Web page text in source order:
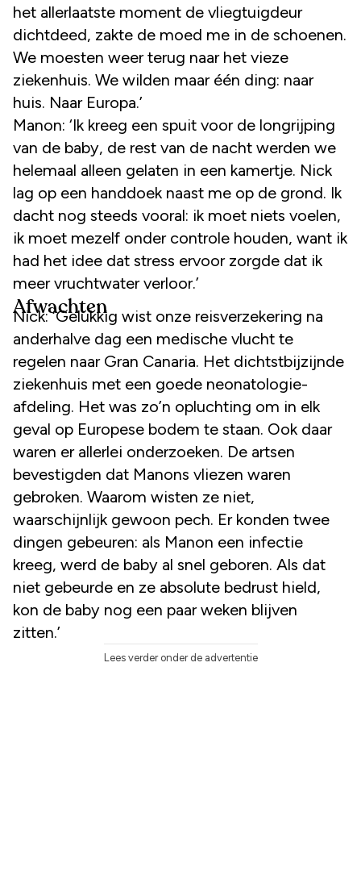
het allerlaatste moment de vliegtuigdeur
dichtdeed, zakte de moed me in de schoenen.
We moesten weer terug naar het vieze
ziekenhuis. We wilden maar één ding: naar
huis. Naar Europa.’
Manon: ‘Ik kreeg een spuit voor de longrijping
van de baby, de rest van de nacht werden we
helemaal alleen gelaten in een kamertje. Nick
lag op een handdoek naast me op de grond. Ik
dacht nog steeds vooral: ik moet niets voelen,
ik moet mezelf onder controle houden, want ik
had het idee dat stress ervoor zorgde dat ik
meer vruchtwater verloor.’
Afwachten
Nick: ‘Gelukkig wist onze reisverzekering na
anderhalve dag een medische vlucht te
regelen naar Gran Canaria. Het dichtstbijzijnde
ziekenhuis met een goede neonatologie-
afdeling. Het was zo’n opluchting om in elk
geval op Europese bodem te staan. Ook daar
waren er allerlei onderzoeken. De artsen
bevestigden dat Manons vliezen waren
gebroken. Waarom wisten ze niet,
waarschijnlijk gewoon pech. Er konden twee
dingen gebeuren: als Manon een infectie
kreeg, werd de baby al snel geboren. Als dat
niet gebeurde en ze absolute bedrust hield,
kon de baby nog een paar weken blijven
zitten.’
Lees verder onder de advertentie